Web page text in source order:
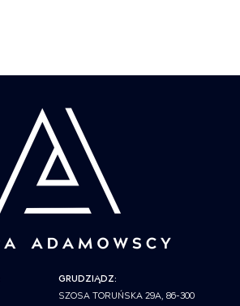
GRUDZIĄDZ:
SZOSA TORUŃSKA 29A, 86-300